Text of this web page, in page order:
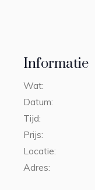
Informatie
Wat:
Datum:
Tijd:
Prijs:
Locatie:
Adres: